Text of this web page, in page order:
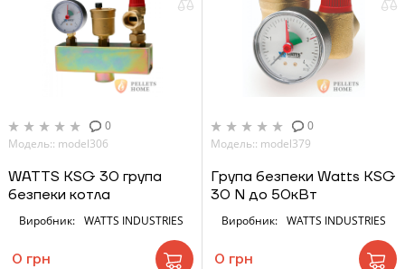
0
Модель:: model306
WATTS KSG 30 група
безпеки котла
Виробник: WATTS INDUSTRIES
0 грн
0
Модель:: model379
Група безпеки Watts KSG
30 N до 50кВт
Виробник: WATTS INDUSTRIES
0 грн
ЗАМОВИТИ ПОСЛУГУ МОНТАЖУ